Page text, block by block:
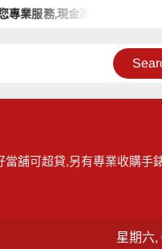
務,現金高價收購手錶
舖可超貸,另有專業收購手
星期六,